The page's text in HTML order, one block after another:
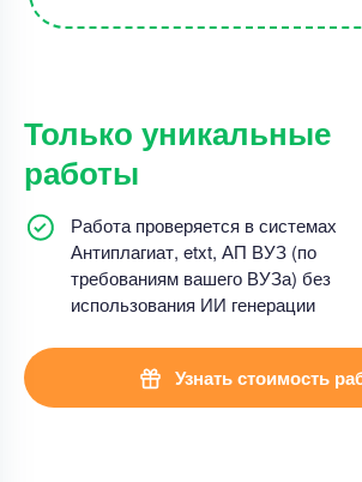
Только уникальные
работы
Работа проверяется в системах
Антиплагиат, etxt, АП ВУЗ (по
требованиям вашего ВУЗа) без
использования ИИ генерации
Узнать стоимость